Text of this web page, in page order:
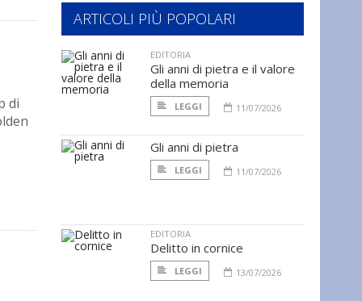
di
ARTICOLI PIÙ POPOLARI
EDITORIA
Gli anni di pietra e il valore
della memoria
LEGGI 11/07/2026
Gli anni di pietra
LEGGI 11/07/2026
EDITORIA
Delitto in cornice
LEGGI 13/07/2026